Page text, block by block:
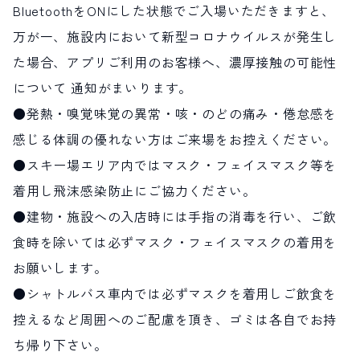
BluetoothをONにした状態でご入場いただきますと、
万が一、施設内において新型コロナウイルスが発生し
た場合、アプリご利用のお客様へ、濃厚接触の可能性
について 通知がまいります。
●発熱・嗅覚味覚の異常・咳・のどの痛み・倦怠感を
感じる体調の優れない方はご来場をお控えください。
●スキー場エリア内ではマスク・フェイスマスク等を
着用し飛沫感染防止にご協力ください。
●建物・施設への入店時には手指の消毒を行い、ご飲
食時を除いては必ずマスク・フェイスマスクの着用を
お願いします。
●シャトルバス車内では必ずマスクを着用しご飲食を
控えるなど周囲へのご配慮を頂き、ゴミは各自でお持
ち帰り下さい。